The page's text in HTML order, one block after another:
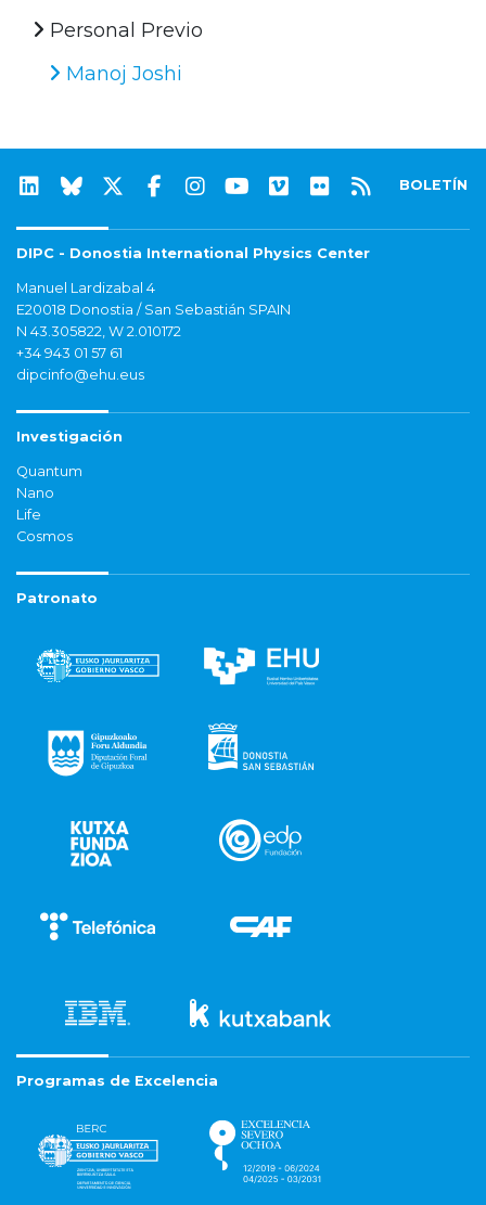
Personal Previo
Manoj Joshi
BOLETÍN
DIPC - Donostia International Physics Center
Manuel Lardizabal 4
E20018 Donostia / San Sebastián SPAIN
N 43.305822, W 2.010172
+34 943 01 57 61
dipcinfo@ehu.eus
Investigación
Quantum
Nano
Life
Cosmos
Patronato
Programas de Excelencia